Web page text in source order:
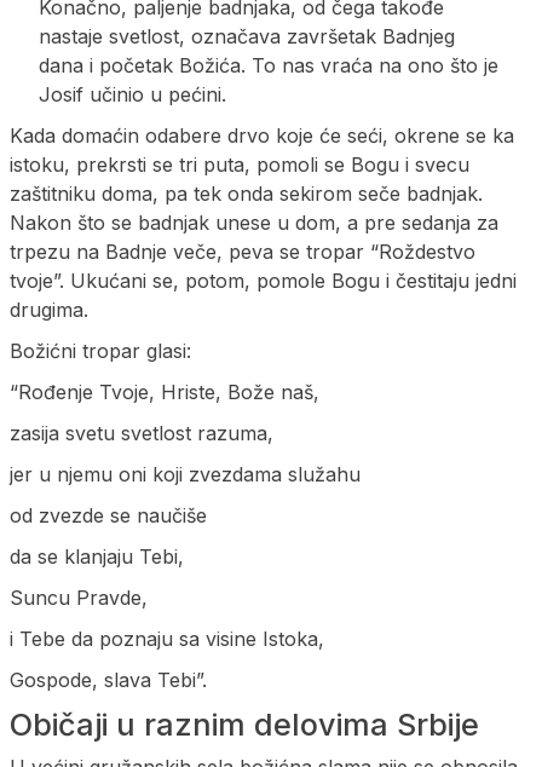
Konačno, paljenje badnjaka, od čega takođe
nastaje svetlost, označava završetak Badnjeg
dana i početak Božića. To nas vraća na ono što je
Josif učinio u pećini.
Kada domaćin odabere drvo koje će seći, okrene se ka
istoku, prekrsti se tri puta, pomoli se Bogu i svecu
zaštitniku doma, pa tek onda sekirom seče badnjak.
Nakon što se badnjak unese u dom, a pre sedanja za
trpezu na Badnje veče, peva se tropar “Roždestvo
tvoje”. Ukućani se, potom, pomole Bogu i čestitaju jedni
drugima.
Božićni tropar glasi:
“Rođenje Tvoje, Hriste, Bože naš,
zasija svetu svetlost razuma,
jer u njemu oni koji zvezdama služahu
od zvezde se naučiše
da se klanjaju Tebi,
Suncu Pravde,
i Tebe da poznaju sa visine Istoka,
Gospode, slava Tebi”.
Običaji u raznim delovima Srbije